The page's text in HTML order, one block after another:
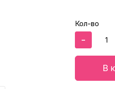
Кол-во
-
В